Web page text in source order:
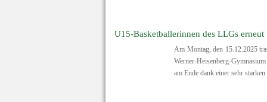
U15-Basketballerinnen des LLGs erneut
Am Montag, den 15.12.2025
Werner-Heisenberg-
am Ende dank einer sehr